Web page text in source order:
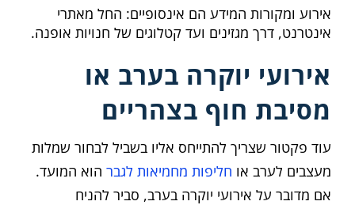
אירוע ומקורות המידע הם אינסופיים: החל מאתרי
אינטרנט, דרך מגזינים ועד קטלוגים של חנויות אופנה.
אירועי יוקרה בערב או
מסיבת חוף בצהריים
עוד פקטור שצריך להתייחס אליו בשביל לבחור שמלות
מעצבים לערב או חליפות מחמיאות לגבר הוא המועד.
אם מדובר על אירועי יוקרה בערב, סביר להניח